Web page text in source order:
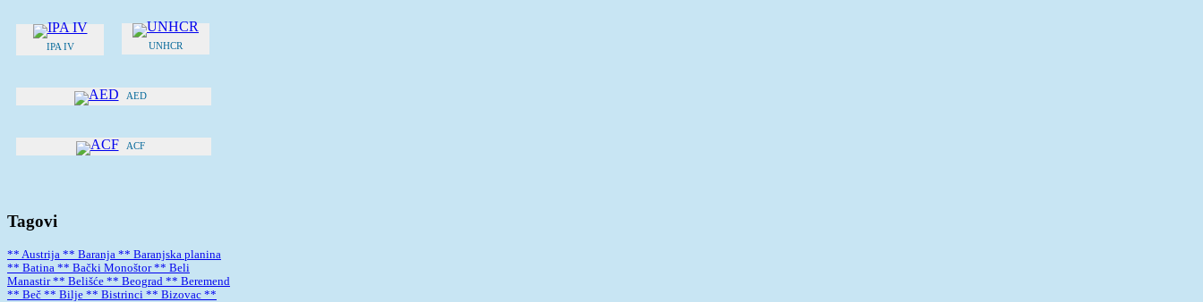
IPA IV UNHCR
AED
ACF
Tagovi
** Austrija ** Baranja ** Baranjska planina
** Batina ** Bački Monoštor** Beli
Manastir** Belišće ** Beograd ** Beremend
** Beč ** Bilje ** Bistrinci ** Bizovac **